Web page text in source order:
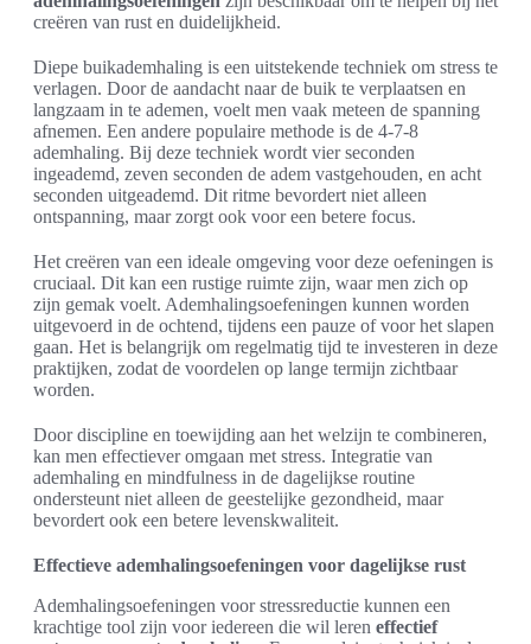
creëren van rust en duidelijkheid.
Diepe buikademhaling is een uitstekende techniek om stress te
verlagen. Door de aandacht naar de buik te verplaatsen en
langzaam in te ademen, voelt men vaak meteen de spanning
afnemen. Een andere populaire methode is de 4-7-8
ademhaling. Bij deze techniek wordt vier seconden
ingeademd, zeven seconden de adem vastgehouden, en acht
seconden uitgeademd. Dit ritme bevordert niet alleen
ontspanning, maar zorgt ook voor een betere focus.
Het creëren van een ideale omgeving voor deze oefeningen is
cruciaal. Dit kan een rustige ruimte zijn, waar men zich op
zijn gemak voelt. Ademhalingsoefeningen kunnen worden
uitgevoerd in de ochtend, tijdens een pauze of voor het slapen
gaan. Het is belangrijk om regelmatig tijd te investeren in deze
praktijken, zodat de voordelen op lange termijn zichtbaar
worden.
Door discipline en toewijding aan het welzijn te combineren,
kan men effectiever omgaan met stress. Integratie van
ademhaling en mindfulness in de dagelijkse routine
ondersteunt niet alleen de geestelijke gezondheid, maar
bevordert ook een betere levenskwaliteit.
Effectieve ademhalingsoefeningen voor dagelijkse rust
Ademhalingsoefeningen voor stressreductie kunnen een
krachtige tool zijn voor iedereen die wil leren effectief